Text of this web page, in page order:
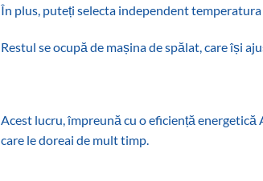
În plus, puteți selecta independent temperatura
Restul se ocupă de mașina de spălat, care își
Acest lucru, împreună cu o eficiență energetică
care le doreai de mult timp.